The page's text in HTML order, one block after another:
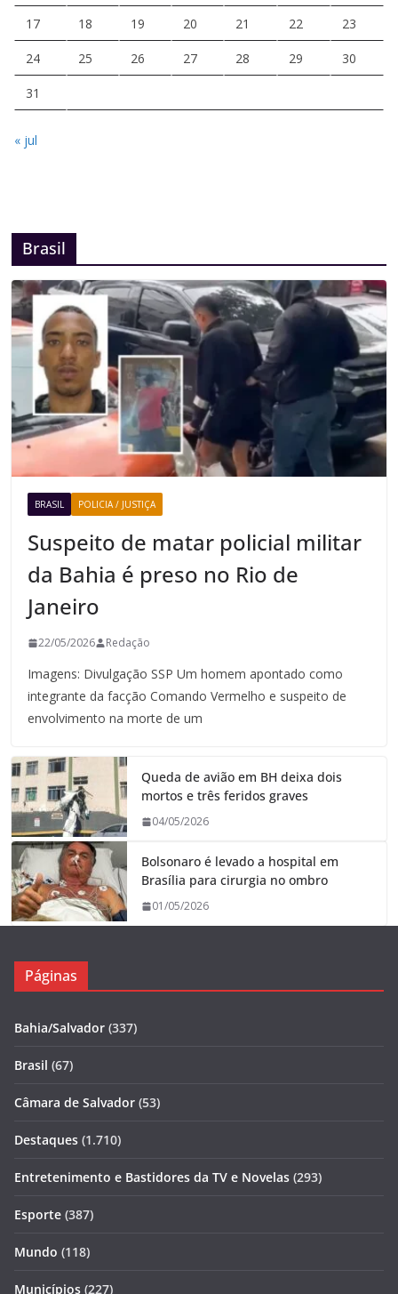
17 18 19 20 21 22 23
24 25 26 27 28 29 30
31
« jul
Brasil
BRASIL POLICIA / JUSTIÇA
Suspeito de matar policial militar
da Bahia é preso no Rio de
Janeiro
22/05/2026 Redação
Imagens: Divulgação SSP Um homem apontado como
integrante da facção Comando Vermelho e suspeito de
envolvimento na morte de um
Queda de avião em BH deixa dois
mortos e três feridos graves
04/05/2026
Bolsonaro é levado a hospital em
Brasília para cirurgia no ombro
01/05/2026
Páginas
Bahia/Salvador (337)
Brasil (67)
Câmara de Salvador (53)
Destaques (1.710)
Entretenimento e Bastidores da TV e Novelas (293)
Esporte (387)
Mundo (118)
Municípios (227)